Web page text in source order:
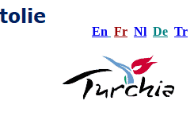
En Fr Nl De Tr